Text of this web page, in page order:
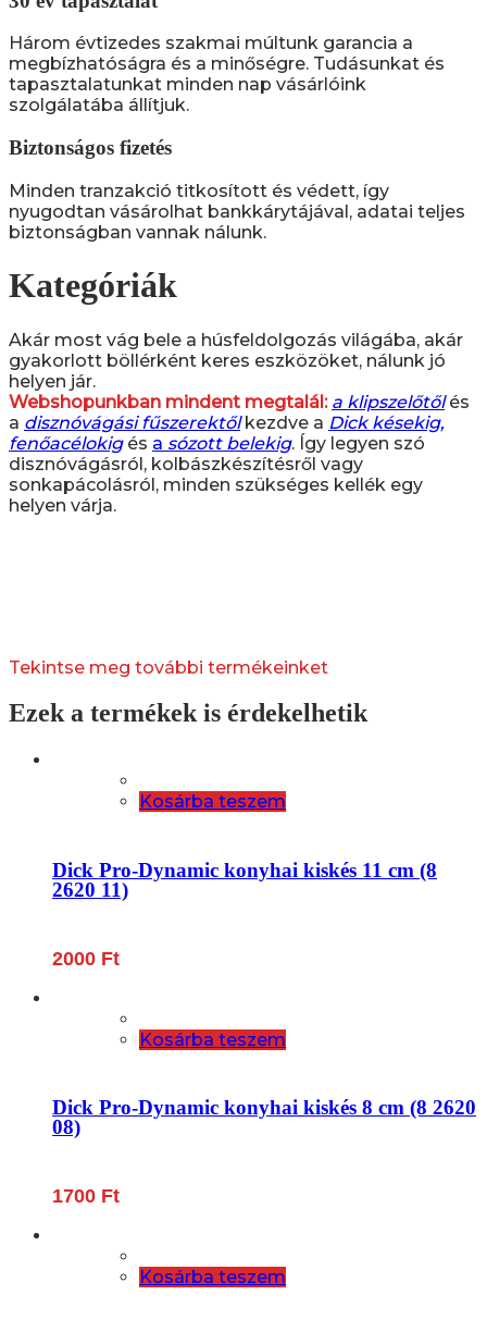
Három évtizedes szakmai múltunk garancia a
megbízhatóságra és a minőségre. Tudásunkat és
tapasztalatunkat minden nap vásárlóink
szolgálatába állítjuk.
Biztonságos fizetés
Minden tranzakció titkosított és védett, így
nyugodtan vásárolhat bankkárytájával, adatai teljes
biztonságban vannak nálunk.
Kategóriák
Akár most vág bele a húsfeldolgozás világába, akár
gyakorlott böllérként keres eszközöket, nálunk jó
helyen jár.
Webshopunkban mindent megtalál: a klipszelőtőlés
a disznóvágási fűszerektőlkezdve a Dick késekig,
fenőacélokigés a sózott belekig. Így legyen szó
disznóvágásról, kolbászkészítésről vagy
sonkapácolásról, minden szükséges kellék egy
helyen várja.
Tekintse meg további termékeinket
Ezek a termékek is érdekelhetik
Kosárba teszem
Dick Pro-Dynamic konyhai kiskés 11 cm (8
2620 11)
2000 Ft
Kosárba teszem
Dick Pro-Dynamic konyhai kiskés 8 cm (8 2620
08)
1700 Ft
Kosárba teszem